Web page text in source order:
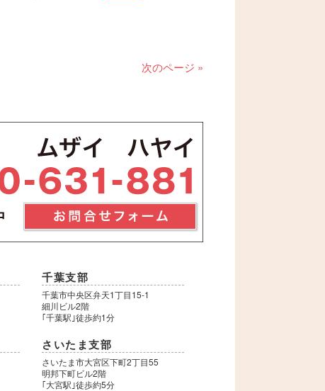
次のページ »
千葉支部
千葉市中央区弁天1丁目15-1
細川ビル2階
｢千葉駅｣徒歩約1分
さいたま支部
さいたま市大宮区下町2丁目55
明邦下町ビル2階
｢大宮駅｣徒歩約5分